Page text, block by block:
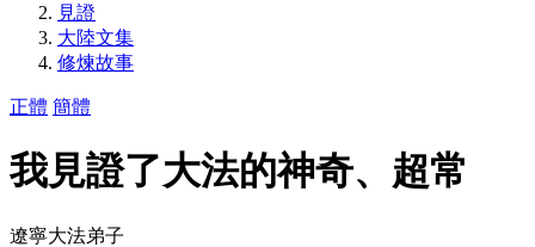
見證
大陸文集
修煉故事
正體 簡體
我見證了大法的神奇、超常
遼寧大法弟子